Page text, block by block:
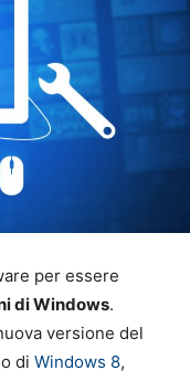
per essere
di Windows.
versione del
di Windows 8,